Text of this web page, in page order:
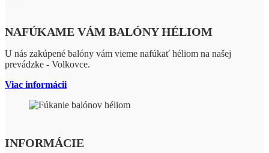
NAFÚKAME VÁM BALÓNY HÉLIOM
U nás zakúpené balóny vám vieme nafúkať héliom na našej
prevádzke - Volkovce.
Viac informácii
INFORMÁCIE